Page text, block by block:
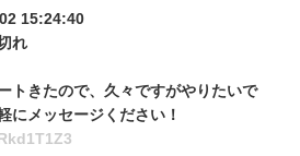
15:24:40
れ
トきたので、久々ですがやりたいで
にメッセージください！